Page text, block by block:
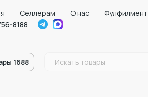
Селлерам О нас Фулфилмент
8188
1688